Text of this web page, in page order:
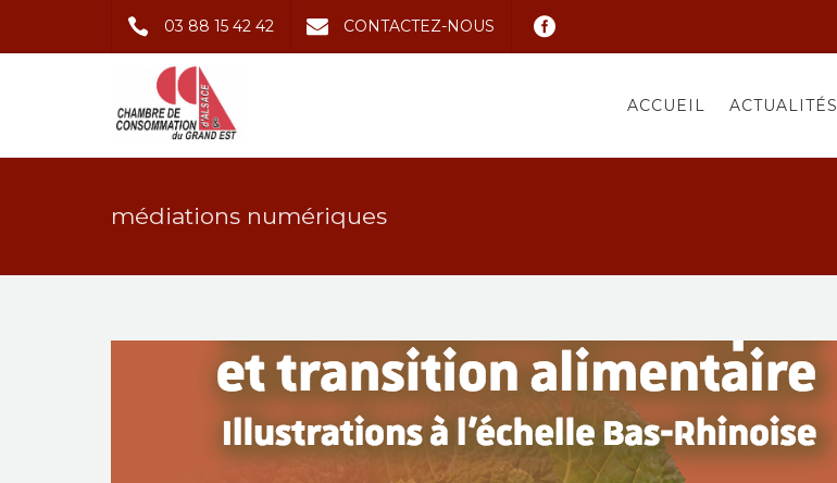
03 88 15 42 42 CONTACTEZ-NOUS
ACCUEIL ACTUALITÉS
médiations numériques